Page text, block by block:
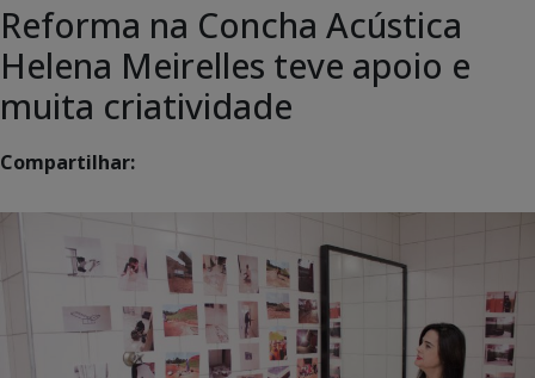
Reforma na Concha Acústica
Helena Meirelles teve apoio e
muita criatividade
Compartilhar: